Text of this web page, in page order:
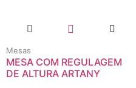
Mesas
MESA COM REGULAGEM
DE ALTURA ARTANY